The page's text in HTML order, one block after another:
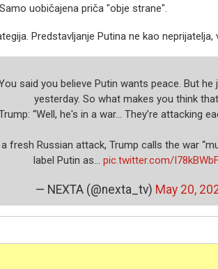
Samo uobičajena priča "obje strane".
Predstavljanje Putina ne kao
said you believe Putin wants peace. But he
yesterday. So what makes you think
“Well, he's in a war… They’re attacking
fresh Russian attack, Trump calls the war
label Putin as… pic.twitter.com/
— NEXTA (@nexta_tv) May 20,